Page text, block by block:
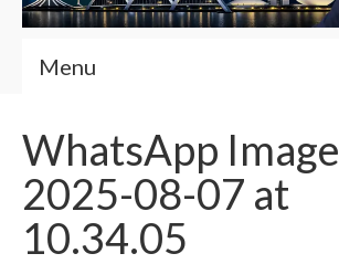
Menu
Fernando Fidelis
Café com Fidelis
WhatsApp Image
2025-08-07 at
10.34.05